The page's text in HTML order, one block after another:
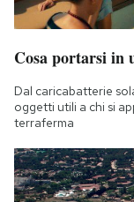
Cosa portarsi in
Dal caricabatterie
oggetti utili a chi si
terraferma